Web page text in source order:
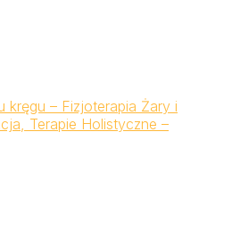
kręgu – Fizjoterapia Żary i
Terapie Holistyczne –